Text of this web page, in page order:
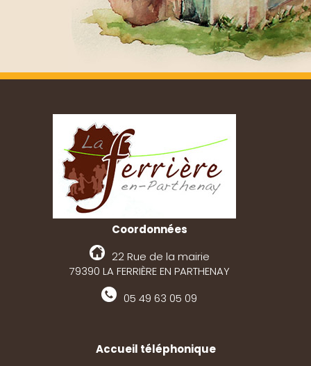
Coordonnées
22 Rue de la mairie
79390 LA FERRIÈRE EN PARTHENAY
05 49 63 05 09
Accueil téléphonique